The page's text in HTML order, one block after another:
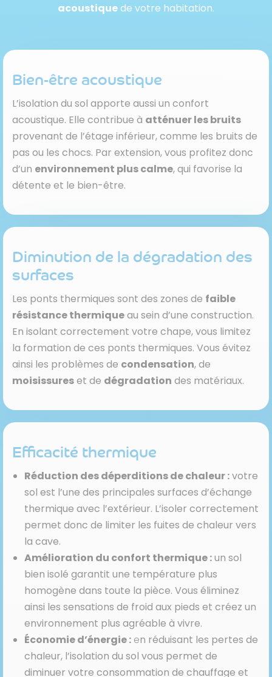
acoustiquede votre habitation.
Bien-être acoustique
L’isolation du sol apporte aussi un confort
acoustique. Elle contribue à atténuer les bruits
provenant de l’étage inférieur, comme les bruits de
pas ou les chocs. Par extension, vous profitez donc
d’un environnement plus calme, qui favorise la
détente et le bien-être.
Diminution de la dégradation des
surfaces
Les ponts thermiques sont des zones de faible
résistance thermiqueau sein d’une construction.
En isolant correctement votre chape, vous limitez
la formation de ces ponts thermiques. Vous évitez
ainsi les problèmes de condensation, de
moisissureset de dégradation des matériaux.
Efficacité thermique
Réduction des déperditions de chaleur :votre
sol est l’une des principales surfaces d’échange
thermique avec l’extérieur. L’isoler correctement
permet donc de limiter les fuites de chaleur vers
la cave.
Amélioration du confort thermique :un sol
bien isolé garantit une température plus
homogène dans toute la pièce. Vous éliminez
ainsi les sensations de froid aux pieds et créez un
environnement plus agréable à vivre.
Économie d’énergie : en réduisant les pertes de
chaleur, l’isolation du sol vous permet de
diminuer votre consommation de chauffage et